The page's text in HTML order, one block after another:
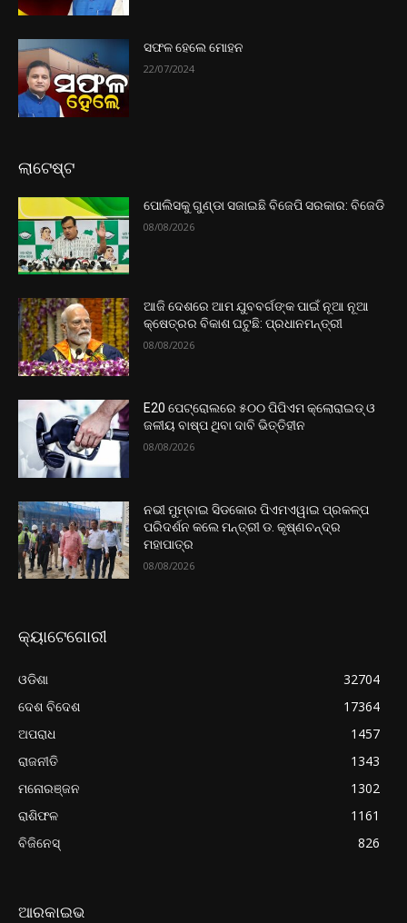
ସଫଳ ହେଲେ ମୋହନ
22/07/2024
ଲାଟେଷ୍ଟ
ପୋଲିସକୁ ଗୁଣ୍ଡା ସଜାଇଛି ବିଜେପି ସରକାର: ବିଜେଡି
08/08/2026
ଆଜି ଦେଶରେ ଆମ ଯୁବବର୍ଗଙ୍କ ପାଇଁ ନୂଆ ନୂଆ
କ୍ଷେତ୍ରର ବିକାଶ ଘଟୁଛି: ପ୍ରଧାନମନ୍ତ୍ରୀ
08/08/2026
E20 ପେଟ୍ରୋଲରେ ୫୦୦ ପିପିଏମ କ୍ଲୋରାଇଡ୍ ଓ
ଜଳୀୟ ବାଷ୍ପ ଥିବା ଦାବି ଭିତ୍ତିହୀନ
08/08/2026
ନଭୀ ମୁମ୍ବାଇ ସିଡକୋର ପିଏମଏୱାଇ ପ୍ରକଳ୍ପ
ପରିଦର୍ଶନ କଲେ ମନ୍ତ୍ରୀ ଡ. କୃଷ୍ଣଚନ୍ଦ୍ର
ମହାପାତ୍ର
08/08/2026
କ୍ୟାଟେଗୋରୀ
ଓଡିଶା
32704
ଦେଶ ବିଦେଶ
17364
ଅପରାଧ
1457
ରାଜନୀତି
1343
ମନୋରଞ୍ଜନ
1302
ରାଶିଫଳ
1161
ବିଜିନେସ୍
826
ଆରକାଇଭ